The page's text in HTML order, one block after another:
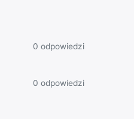
0 odpowiedzi
0 odpowiedzi